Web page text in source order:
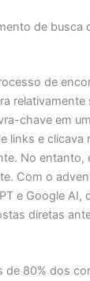
de busca
de
relativamente
chave em
links e clicava
No entanto,
Com o
e Google AI,
diretas
de 80% dos